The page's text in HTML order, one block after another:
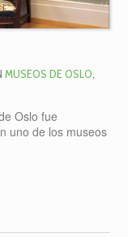
MUSEOS DE OSLO,
Oslo fue
uno de los museos